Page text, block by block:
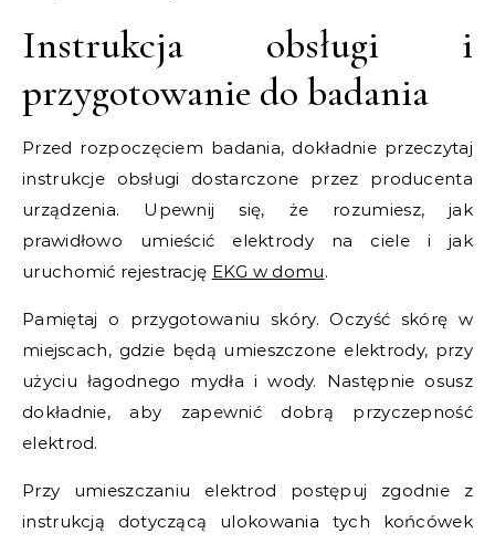
Instrukcja obsługi i
przygotowanie do badania
Przed rozpoczęciem badania, dokładnie przeczytaj
instrukcje obsługi dostarczone przez producenta
urządzenia. Upewnij się, że rozumiesz, jak
prawidłowo umieścić elektrody na ciele i jak
uruchomić rejestrację EKG w domu.
Pamiętaj o przygotowaniu skóry. Oczyść skórę w
miejscach, gdzie będą umieszczone elektrody, przy
użyciu łagodnego mydła i wody. Następnie osusz
dokładnie, aby zapewnić dobrą przyczepność
elektrod.
Przy umieszczaniu elektrod postępuj zgodnie z
instrukcją dotyczącą ulokowania tych końcówek